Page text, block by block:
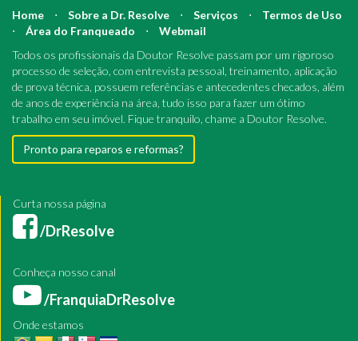
Home ⋅ Sobre a Dr. Resolve ⋅ Serviços ⋅
Termos de Uso
⋅
Área do Franqueado ⋅
Webmail
Todos os profissionais da Doutor Resolve passam por um rigoroso
processo de seleção, com entrevista pessoal, treinamento, aplicação
de prova técnica, possuem referências e antecedentes checados, além
de anos de experiência na área, tudo isso para fazer um ótimo
trabalho em seu imóvel. Fique tranquilo, chame a Doutor Resolve.
Pronto para reparos e reformas?
Curta nossa página
/DrResolve
Conheça nosso canal
/FranquiaDrResolve
Onde estamos